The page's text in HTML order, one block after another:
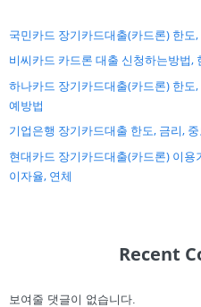
국민카드 장기카드대출(카드론) 한도
비씨카드 카드론 대출 신청하는방법,
하나카드 장기카드대출(카드론) 한도
예방법
기업은행 장기카드대출 한도, 금리,
현대카드 장기카드대출(카드론) 이
이자율, 연체
Recent
보여줄 댓글이 없습니다.